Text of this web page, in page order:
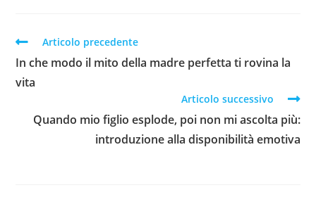
Articolo precedente
In che modo il mito della madre perfetta ti rovina la
vita
Articolo successivo
Quando mio figlio esplode, poi non mi ascolta più:
introduzione alla disponibilità emotiva